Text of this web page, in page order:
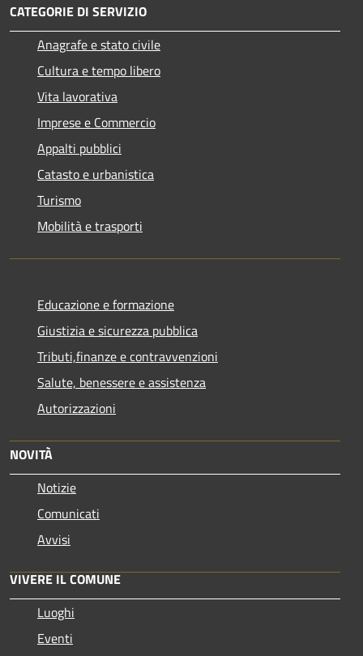
CATEGORIE DI SERVIZIO
Anagrafe e stato civile
Cultura e tempo libero
Vita lavorativa
Imprese e Commercio
Appalti pubblici
Catasto e urbanistica
Turismo
Mobilità e trasporti
Educazione e formazione
Giustizia e sicurezza pubblica
Tributi,finanze e contravvenzioni
Salute, benessere e assistenza
Autorizzazioni
NOVITÀ
Notizie
Comunicati
Avvisi
VIVERE IL COMUNE
Luoghi
Eventi